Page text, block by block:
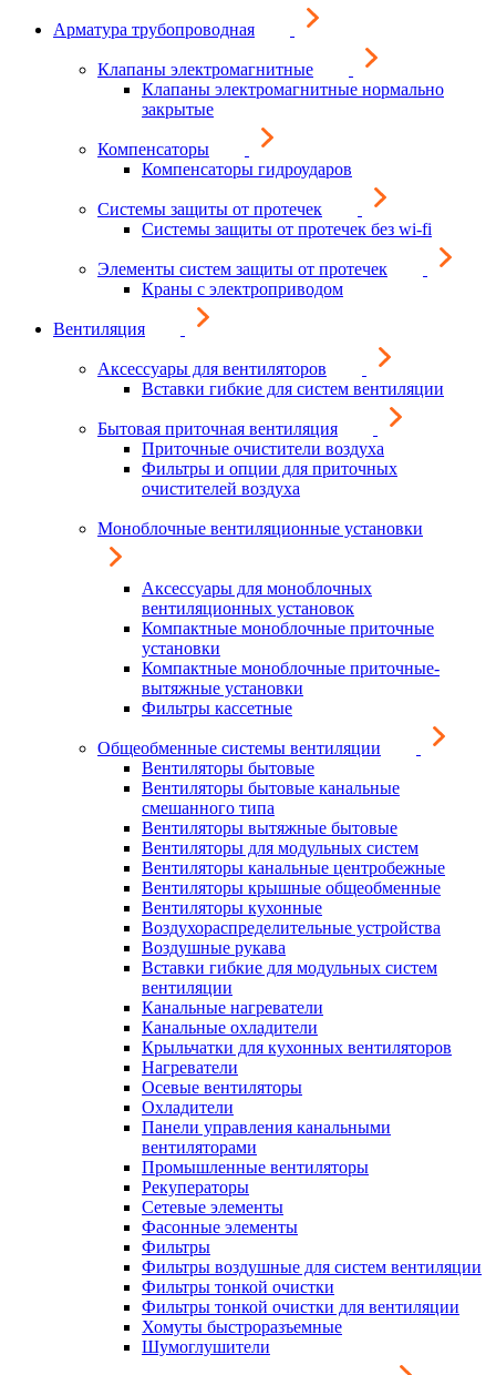
Арматура трубопроводная
Клапаны электромагнитные
Клапаны электромагнитные нормально
закрытые
Компенсаторы
Компенсаторы гидроударов
Системы защиты от протечек
Системы защиты от протечек без wi-fi
Элементы систем защиты от протечек
Краны с электроприводом
Вентиляция
Аксессуары для вентиляторов
Вставки гибкие для систем вентиляции
Бытовая приточная вентиляция
Приточные очистители воздуха
Фильтры и опции для приточных
очистителей воздуха
Моноблочные вентиляционные установки
Аксессуары для моноблочных
вентиляционных установок
Компактные моноблочные приточные
установки
Компактные моноблочные приточные-
вытяжные установки
Фильтры кассетные
Общеобменные системы вентиляции
Вентиляторы бытовые
Вентиляторы бытовые канальные
смешанного типа
Вентиляторы вытяжные бытовые
Вентиляторы для модульных систем
Вентиляторы канальные центробежные
Вентиляторы крышные общеобменные
Вентиляторы кухонные
Воздухораспределительные устройства
Воздушные рукава
Вставки гибкие для модульных систем
вентиляции
Канальные нагреватели
Канальные охладители
Крыльчатки для кухонных вентиляторов
Нагреватели
Осевые вентиляторы
Охладители
Панели управления канальными
вентиляторами
Промышленные вентиляторы
Рекуператоры
Сетевые элементы
Фасонные элементы
Фильтры
Фильтры воздушные для систем вентиляции
Фильтры тонкой очистки
Фильтры тонкой очистки для вентиляции
Хомуты быстроразъемные
Шумоглушители